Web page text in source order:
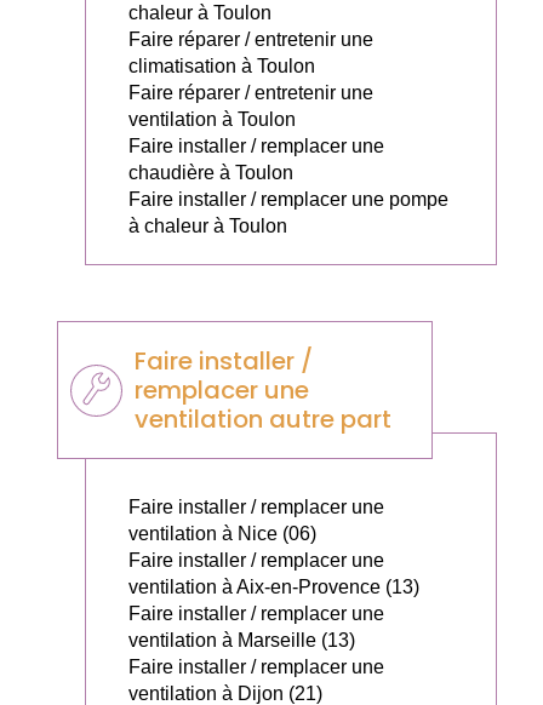
chaleur à Toulon
Faire réparer / entretenir une
climatisation à Toulon
Faire réparer / entretenir une
ventilation à Toulon
Faire installer / remplacer une
chaudière à Toulon
Faire installer / remplacer une pompe
à chaleur à Toulon
Faire installer /
remplacer une
ventilation autre part
Faire installer / remplacer une
ventilation à Nice (06)
Faire installer / remplacer une
ventilation à Aix-en-Provence (13)
Faire installer / remplacer une
ventilation à Marseille (13)
Faire installer / remplacer une
ventilation à Dijon (21)